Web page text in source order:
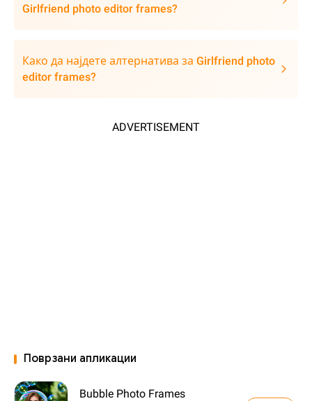
Girlfriend photo editor frames?
Како да најдете алтернатива за Girlfriend photo
editor frames?
ADVERTISEMENT
Поврзани апликации
Bubble Photo Frames